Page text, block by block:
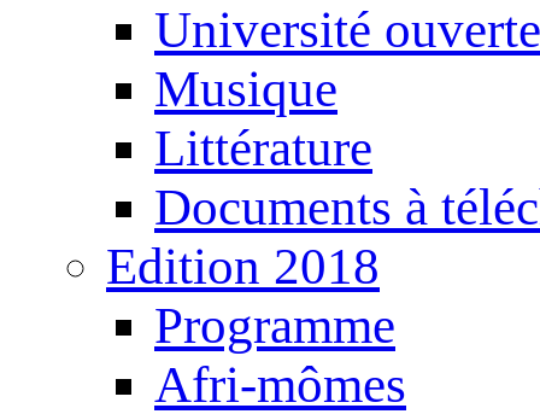
Université ouverte
Musique
Littérature
Documents à
Edition 2018
Programme
Afri-mômes